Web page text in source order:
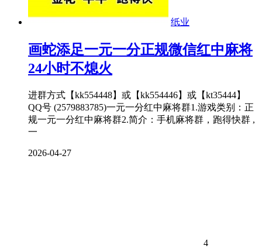
纸业
画蛇添足一元一分正规微信红中麻将
24小时不熄火
进群方式【kk554448】或【kk554446】或【kt35444】
QQ号 (2579883785)一元一分红中麻将群1.游戏类别：正
规一元一分红中麻将群2.简介：手机麻将群，跑得快群 ,
一
2026-04-27
4